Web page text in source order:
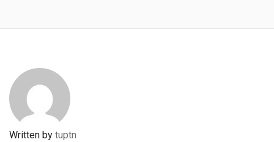
Written by tuptn